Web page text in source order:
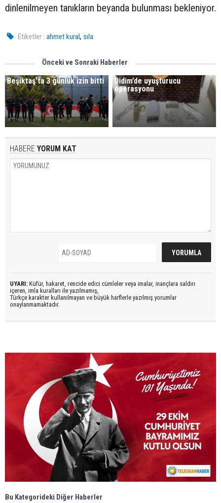
dinlenilmeyen tanıkların beyanda bulunması bekleniyor.
Etiketler : ahmet kural,sıla
Önceki ve Sonraki Haberler
Beşiktaş'ta 3 günlük izin bitti
Didim’de uyuşturucu
operasyonu
HABERE YORUM KAT
UYARI: Küfür, hakaret, rencide edici cümleler veya imalar, inançlara saldırı
içeren, imla kuralları ile yazılmamış,
Türkçe karakter kullanılmayan ve büyük harflerle yazılmış yorumlar
onaylanmamaktadır.
Bu Kategorideki Diğer Haberler